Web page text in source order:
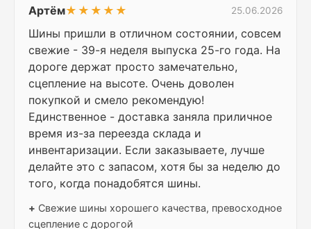
Артём★★★★★ 25.06.2026
Шины пришли в отличном состоянии, совсем
свежие - 39-я неделя выпуска 25-го года. На
дороге держат просто замечательно,
сцепление на высоте. Очень доволен
покупкой и смело рекомендую!
Единственное - доставка заняла приличное
время из-за переезда склада и
инвентаризации. Если заказываете, лучше
делайте это с запасом, хотя бы за неделю до
того, когда понадобятся шины.
+ Свежие шины хорошего качества, превосходное
сцепление с дорогой